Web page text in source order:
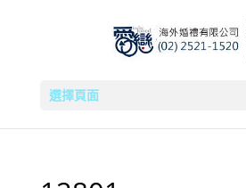
選擇頁面